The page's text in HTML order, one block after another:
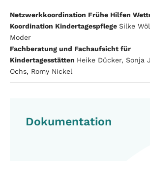
Netzwerkkoordination Frühe Hilfen
Koordination Kindertagespflege Silke
Moder
Fachberatung und Fachaufsicht für
Kindertagesstätten Heike Dücker, Sonja
Ochs, Romy Nickel
Dokumentation